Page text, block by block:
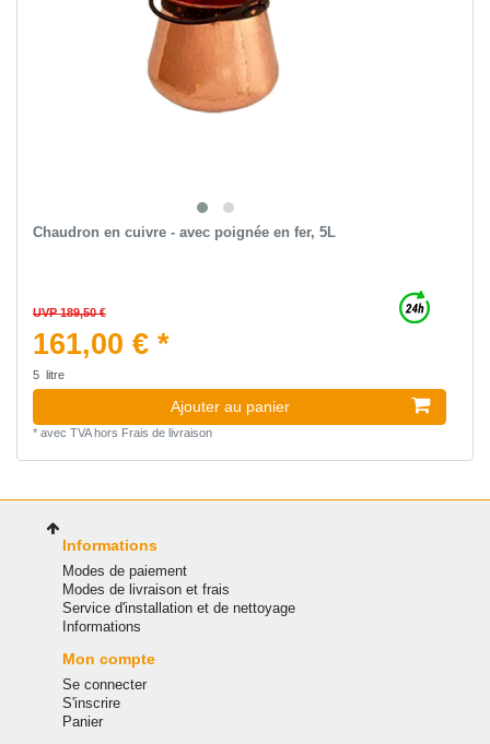
Chaudron en cuivre - avec poignée en fer, 5L
UVP 189,50 €
161,00 € *
5 litre
Ajouter au panier
* avec TVAhors Frais de livraison
Informations
Modes de paiement
Modes de livraison et frais
Service d'installation et de nettoyage
Informations
Mon compte
Se connecter
S'inscrire
Panier